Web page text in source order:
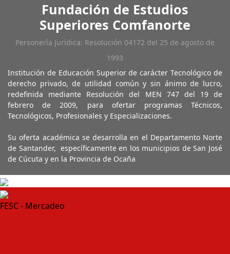
Fundación de Estudios
Superiores Comfanorte
Personería Jurídica: Resolución 04172 del 25 de agosto de
1993
Institución de Educación Superior de carácter Tecnológico de
derecho privado, de utilidad común y sin ánimo de lucro,
redefinida mediante Resolución del MEN 747 del 19 de
febrero de 2009, para ofertar programas Técnicos,
Tecnológicos, Profesionales y Especializaciones.
Su oferta académica se desarrolla en el Departamento Norte
de Santander, específicamente en los municipios de San José
de Cúcuta y en la Provincia de Ocaña
FESC - Mercadeo